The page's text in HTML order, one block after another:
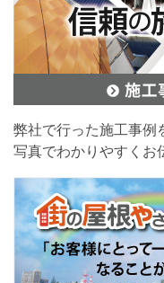
弊社で行った施工事例
写真でわかりやすくお